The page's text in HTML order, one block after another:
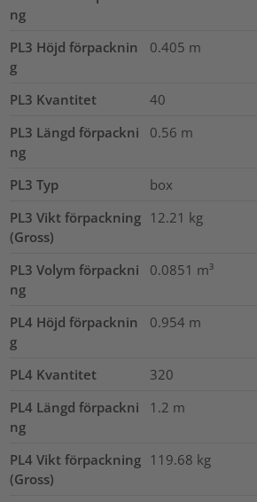
ng
PL3 Höjd förpacknin
g
0.405 m
PL3 Kvantitet
40
PL3 Längd förpackni
ng
0.56 m
PL3 Typ
box
PL3 Vikt förpackning
(Gross)
12.21 kg
PL3 Volym förpackni
ng
0.0851 m³
PL4 Höjd förpacknin
g
0.954 m
PL4 Kvantitet
320
PL4 Längd förpackni
ng
1.2 m
PL4 Vikt förpackning
(Gross)
119.68 kg